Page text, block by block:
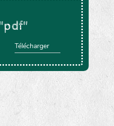
Télécharger